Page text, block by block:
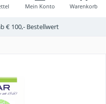
€ 100,- Bestellwert
Warenkorb
Mein Konto